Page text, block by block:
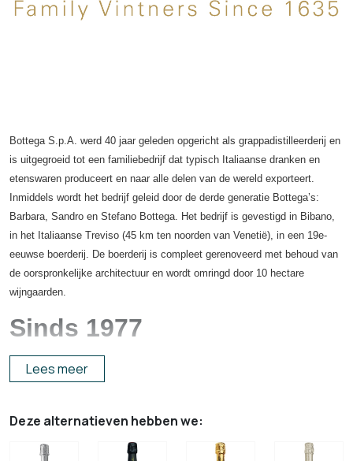
Bottega S.p.A. werd 40 jaar geleden opgericht als grappadistilleerderij en
is uitgegroeid tot een familiebedrijf dat typisch Italiaanse dranken en
etenswaren produceert en naar alle delen van de wereld exporteert.
Inmiddels wordt het bedrijf geleid door de derde generatie Bottega’s:
Barbara, Sandro en Stefano Bottega. Het bedrijf is gevestigd in Bibano,
in het Italiaanse Treviso (45 km ten noorden van Venetië), in een 19e-
eeuwse boerderij. De boerderij is compleet gerenoveerd met behoud van
de oorspronkelijke architectuur en wordt omringd door 10 hectare
wijngaarden.
Sinds 1977
Bottega werd in 1977 opgericht door Aldo Bottega, een
onderzoek naar de productie van zachtere en rijkere distillaten, bracht
mousserende wijnen.
Lees meer
Deze alternatieven hebben we: